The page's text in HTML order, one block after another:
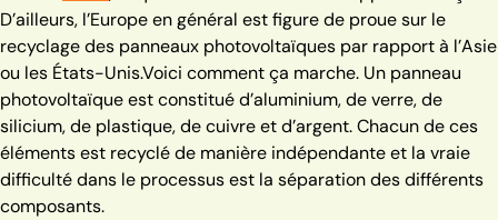
D’ailleurs, l’Europe en général est figure de proue sur le
recyclage des panneaux photovoltaïques par rapport à l’Asie
ou les États-Unis.Voici comment ça marche. Un panneau
photovoltaïque est constitué d’aluminium, de verre, de
silicium, de plastique, de cuivre et d’argent. Chacun de ces
éléments est recyclé de manière indépendante et la vraie
difficulté dans le processus est la séparation des différents
composants.